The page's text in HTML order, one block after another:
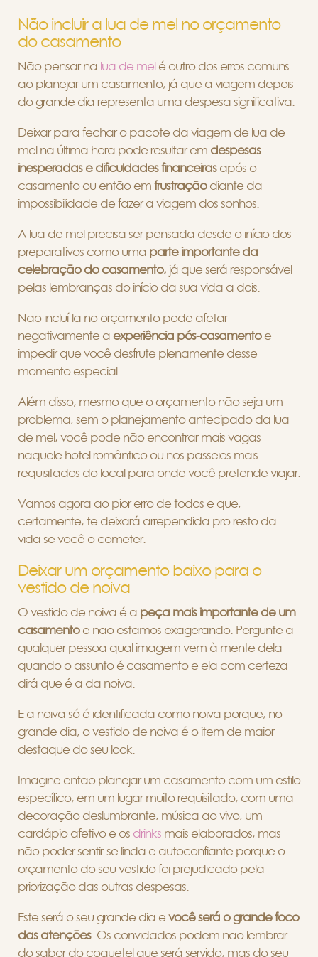
Não incluir a lua de mel no orçamento
do casamento
Não pensar na lua de mel é outro dos erros comuns
ao planejar um casamento, já que a viagem depois
do grande dia representa uma despesa significativa.
Deixar para fechar o pacote da viagem de lua de
mel na última hora pode resultar em despesas
inesperadas e dificuldades financeirasapós o
casamento ou então em frustração diante da
impossibilidade de fazer a viagem dos sonhos.
A lua de mel precisa ser pensada desde o início dos
preparativos como uma parte importante da
celebração do casamento,já que será responsável
pelas lembranças do início da sua vida a dois.
Não incluí-la no orçamento pode afetar
negativamente a experiência pós-casamento e
impedir que você desfrute plenamente desse
momento especial.
Além disso, mesmo que o orçamento não seja um
problema, sem o planejamento antecipado da lua
de mel, você pode não encontrar mais vagas
naquele hotel romântico ou nos passeios mais
requisitados do local para onde você pretende viajar.
Vamos agora ao pior erro de todos e que,
certamente, te deixará arrependida pro resto da
vida se você o cometer.
Deixar um orçamento baixo para o
vestido de noiva
O vestido de noiva é a peça mais importante de um
casamento e não estamos exagerando. Pergunte a
qualquer pessoa qual imagem vem à mente dela
quando o assunto é casamento e ela com certeza
dirá que é a da noiva.
E a noiva só é identificada como noiva porque, no
grande dia, o vestido de noiva é o item de maior
destaque do seu look.
Imagine então planejar um casamento com um estilo
específico, em um lugar muito requisitado, com uma
decoração deslumbrante, música ao vivo, um
cardápio afetivo e os drinks mais elaborados, mas
não poder sentir-se linda e autoconfiante porque o
orçamento do seu vestido foi prejudicado pela
priorização das outras despesas.
Este será o seu grande dia e você será o grande foco
das atenções. Os convidados podem não lembrar
do sabor do coquetel que será servido, mas do seu